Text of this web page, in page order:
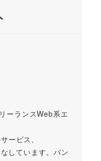
ーランスWeb系エ
ービス、
しています。バン